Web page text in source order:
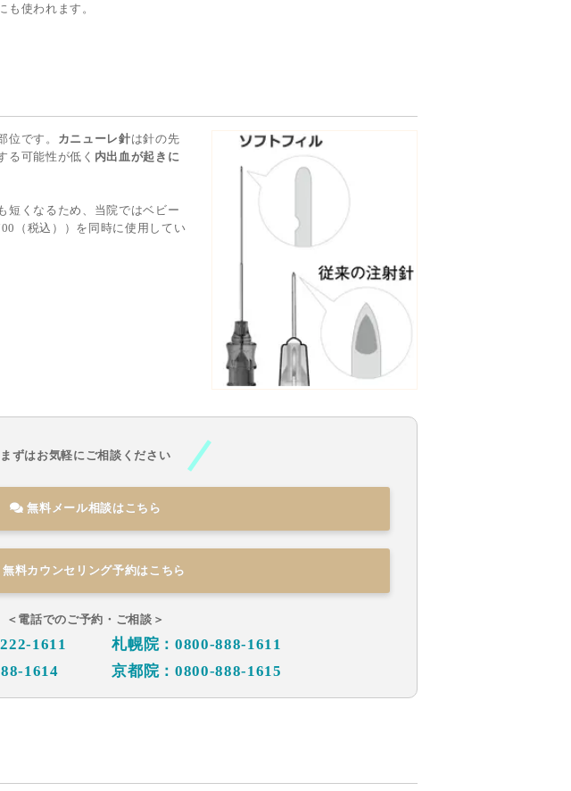
も使われます。
位です。 カニューレ針は針の先
る可能性が低く 内出血が起きに
短くなるため、当院ではベビー
（税込））を同時に使用してい
まずはお気軽にご相談ください
無料メール相談はこちら
無料カウンセリング予約はこちら
＜電話でのご予約・ご相談＞
1611
札幌院：0800-888-1611
1614
京都院：0800-888-1615